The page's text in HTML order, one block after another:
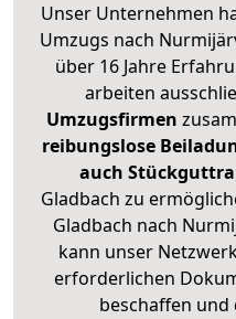
Unser Unternehmen
Umzugs nach
über 16 Jahre
arbeiten
Umzugsfirmen
reibungslose
auch
Gladbach zu
Gladbach nach
kann unser
erforderlichen
beschaffen